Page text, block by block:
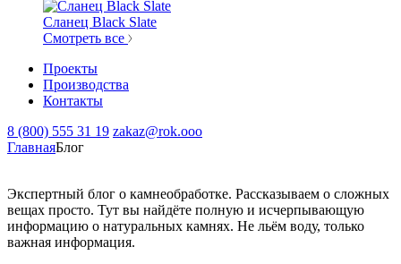
Сланец Black Slate
Смотреть все
Проекты
Производства
Контакты
8 (800) 555 31 19 zakaz@rok.ooo
ГлавнаяБлог
Экспертный блог о камнеобработке. Рассказываем о сложных
вещах просто. Тут вы найдёте полную и исчерпывающую
информацию о натуральных камнях. Не льём воду, только
важная информация.